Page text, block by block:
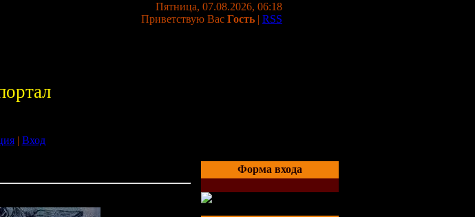
Пятница, 07.08.2026, 06:18
Приветствую Вас Гость | RSS
| Вход
Форма входа